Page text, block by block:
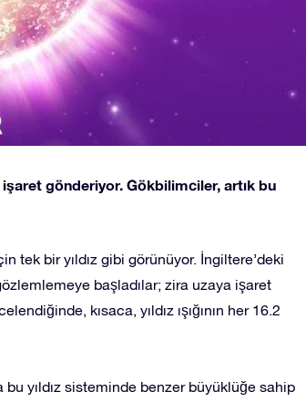
gönderiyor. Gökbilimciler, artık bu
tek bir yıldız gibi görünüyor. İngiltere’deki
başladılar; zira uzaya işaret
kısaca, yıldız ışığının her 16.2
bu yıldız sisteminde benzer büyüklüğe sahip